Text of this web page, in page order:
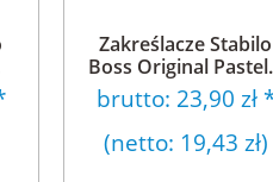
Zakreślacze Stabilo
Boss Original
brutto: 23,90 zł
(netto: 19,43 zł)